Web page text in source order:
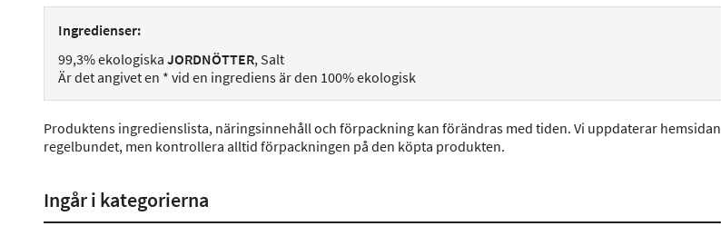
Ingredienser:
99,3% ekologiska JORDNÖTTER, Salt
Är det angivet en * vid en ingrediens är den 100% ekologisk
Produktens ingredienslista, näringsinnehåll och förpackning kan förändras med tiden. Vi uppdaterar hemsidan
regelbundet, men kontrollera alltid förpackningen på den köpta produkten.
Ingår i kategorierna